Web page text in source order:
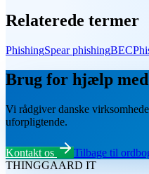
Relaterede termer
PhishingSpear phishingBEC
Brug for hjælp med
Vi rådgiver danske
uforpligtende.
Kontakt os
Tilbage til
THINGGAARD IT